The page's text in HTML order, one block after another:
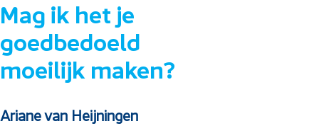
Mag ik het je
goedbedoeld
moeilijk maken?
Ariane van Heijningen